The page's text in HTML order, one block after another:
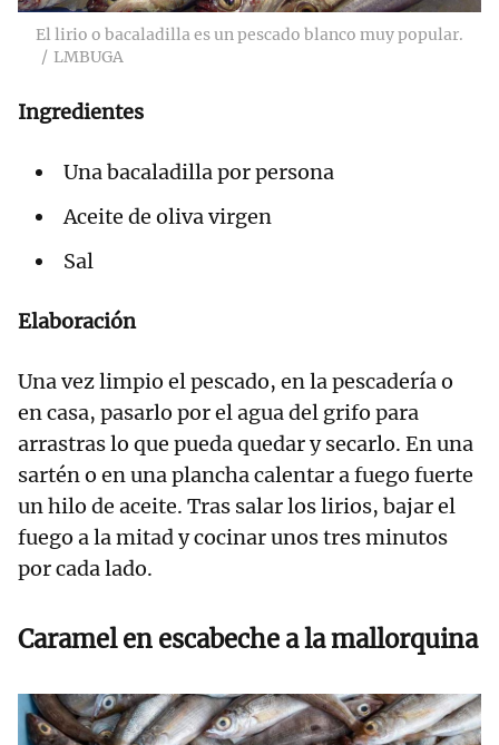
El lirio o bacaladilla es un pescado blanco muy popular.
LMBUGA
Ingredientes
Una bacaladilla por persona
Aceite de oliva virgen
Sal
Elaboración
Una vez limpio el pescado, en la pescadería o
en casa, pasarlo por el agua del grifo para
arrastras lo que pueda quedar y secarlo. En una
sartén o en una plancha calentar a fuego fuerte
un hilo de aceite. Tras salar los lirios, bajar el
fuego a la mitad y cocinar unos tres minutos
por cada lado.
Caramel en escabeche a la mallorquina